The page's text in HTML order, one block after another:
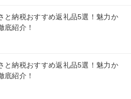
と納税おすすめ返礼品5選！魅力か
底紹介！
と納税おすすめ返礼品5選！魅力か
底紹介！